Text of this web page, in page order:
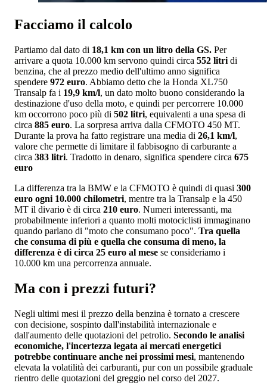
Facciamo il calcolo
Partiamo dal dato di 18,1 km con un litro della GS. Per
arrivare a quota 10.000 km servono quindi circa 552 litri di
benzina, che al prezzo medio dell'ultimo anno significa
spendere 972 euro. Abbiamo detto che la Honda XL750
Transalp fa i 19,9 km/l, un dato molto buono considerando la
destinazione d'uso della moto, e quindi per percorrere 10.000
km occorrono poco più di 502 litri, equivalenti a una spesa di
circa 885 euro. La sorpresa arriva dalla CFMOTO 450 MT.
Durante la prova ha fatto registrare una media di 26,1 km/l,
valore che permette di limitare il fabbisogno di carburante a
circa 383 litri. Tradotto in denaro, significa spendere circa 675
euro
La differenza tra la BMW e la CFMOTO è quindi di quasi 300
euro ogni 10.000 chilometri, mentre tra la Transalp e la 450
MT il divario è di circa 210 euro. Numeri interessanti, ma
probabilmente inferiori a quanto molti motociclisti immaginano
quando parlano di "moto che consumano poco". Tra quella
che consuma di più e quella che consuma di meno, la
differenza è di circa 25 euro al mese se consideriamo i
10.000 km una percorrenza annuale.
Ma con i prezzi futuri?
Negli ultimi mesi il prezzo della benzina è tornato a crescere
con decisione, sospinto dall'instabilità internazionale e
dall'aumento delle quotazioni del petrolio. Secondo le analisi
economiche, l'incertezza legata ai mercati energetici
potrebbe continuare anche nei prossimi mesi, mantenendo
elevata la volatilità dei carburanti, pur con un possibile graduale
rientro delle quotazioni del greggio nel corso del 2027.